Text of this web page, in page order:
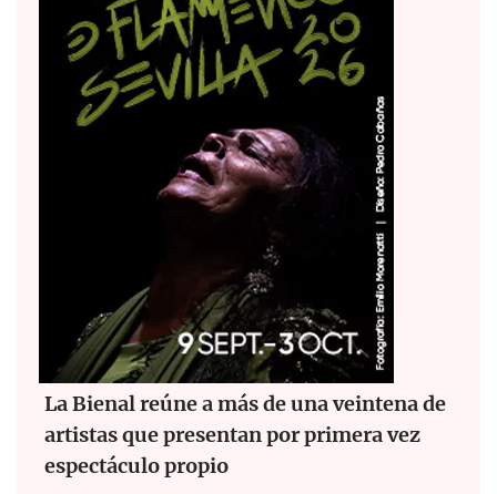
La Bienal reúne a más de una veintena de
artistas que presentan por primera vez
espectáculo propio